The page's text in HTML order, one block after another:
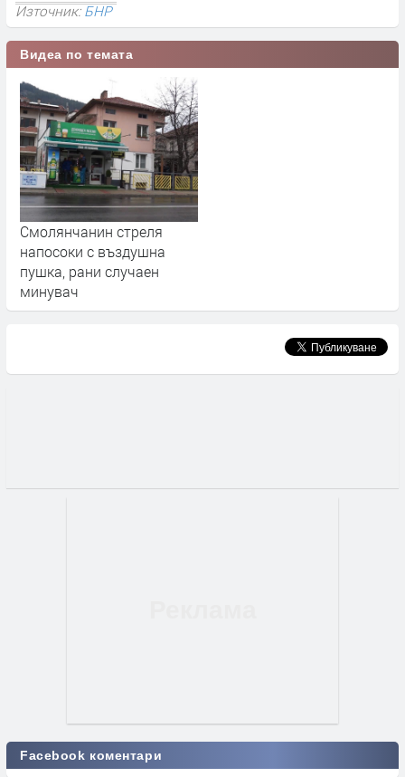
Източник:БНР
Видеа по темата
Смолянчанин стреля
напосоки с въздушна
пушка, рани случаен
минувач
Facebook коментари